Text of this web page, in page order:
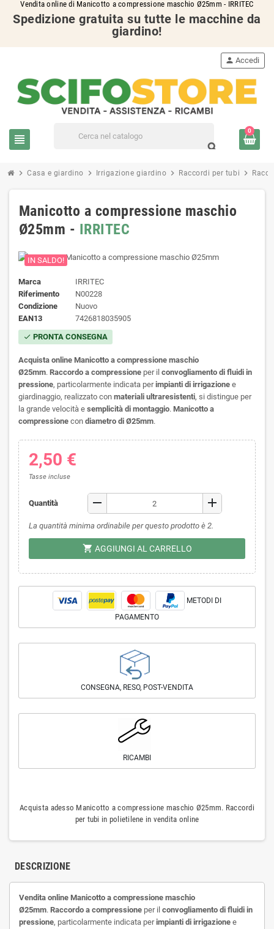
Vendita online di Manicotto a compressione maschio Ø25mm - IRRITEC
Spedizione gratuita su tutte le macchine da
giardino!
view_headline
search
person Accedi
0
chevron_right Casa e giardino chevron_right Irrigazione giardino chevron_right Raccordi per tubi chevron_right
Manicotto a compressione maschio
Ø25mm - IRRITEC
IN SALDO!
Marca
IRRITEC
Riferimento
N00228
Condizione
Nuovo
EAN13
7426818035905
check PRONTA CONSEGNA
Acquista online Manicotto a compressione maschio
Ø25mm. Raccordo a compressione per il convogliamento di fluidi in
pressione, particolarmente indicata perimpianti di irrigazione e
giardinaggio, realizzato con materiali ultraresistenti, si distingue per
la grande velocità e semplicità di montaggio. Manicotto a
compressione con diametro di Ø25mm.
2,50 €
Tasse incluse
Quantità remove add
La quantità minima ordinabile per questo prodotto è 2.
shopping_cart AGGIUNGI AL CARRELLO
METODI DI
PAGAMENTO
CONSEGNA, RESO, POST-VENDITA
RICAMBI
Acquista adesso Manicotto a compressione maschio Ø25mm. Raccordi
per tubi in polietilene in vendita online
DESCRIZIONE
Vendita online Manicotto a compressione maschio
Ø25mm. Raccordo a compressione per il convogliamento di fluidi in
pressione, particolarmente indicata perimpianti di irrigazione e